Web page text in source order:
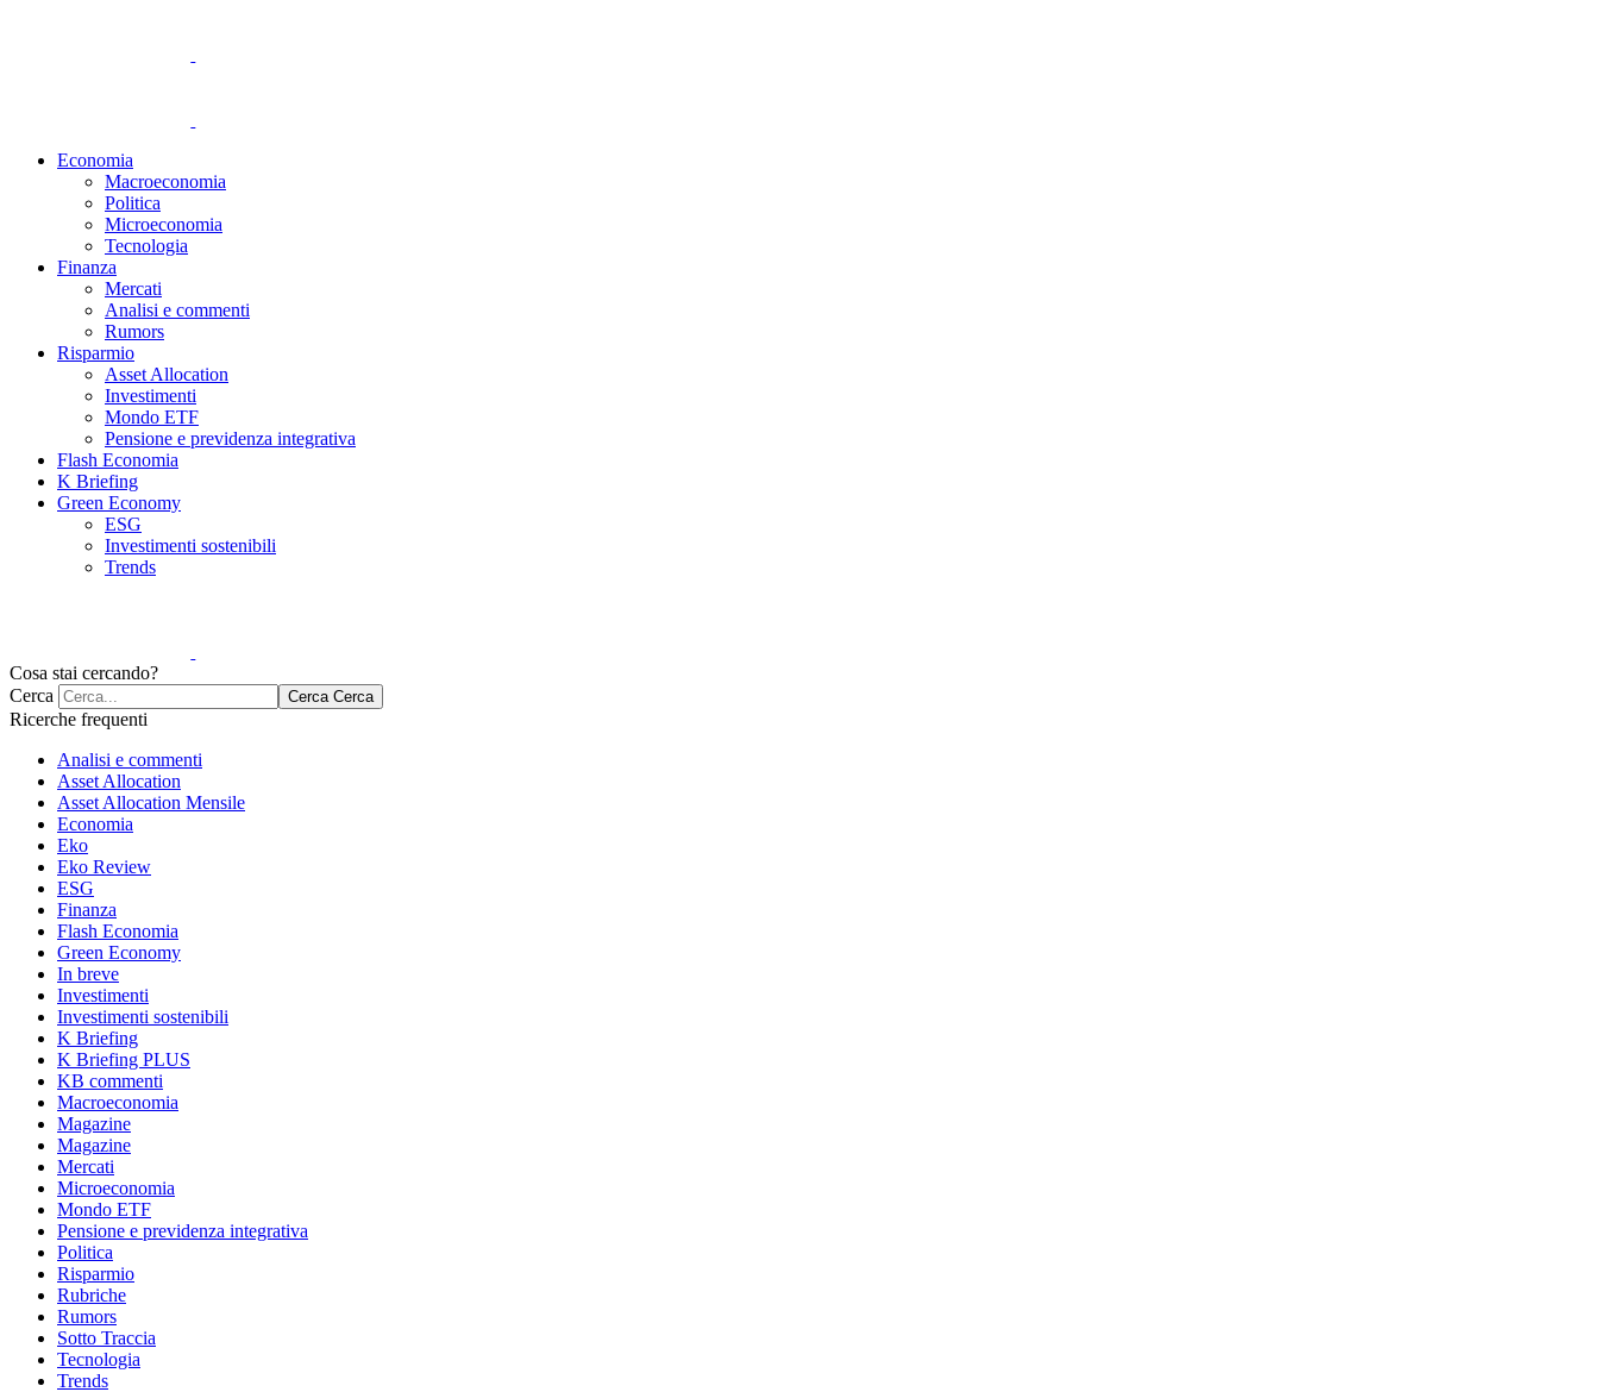
Economia
Macroeconomia
Politica
Microeconomia
Tecnologia
Finanza
Mercati
Analisi e commenti
Rumors
Risparmio
Asset Allocation
Investimenti
Mondo ETF
Pensione e previdenza integrativa
Flash Economia
K Briefing
Green Economy
ESG
Investimenti sostenibili
Trends
Cosa stai cercando?
Cerca
Cerca Cerca
Ricerche frequenti
Analisi e commenti
Asset Allocation
Asset Allocation Mensile
Economia
Eko
Eko Review
ESG
Finanza
Flash Economia
Green Economy
In breve
Investimenti
Investimenti sostenibili
K Briefing
K Briefing PLUS
KB commenti
Macroeconomia
Magazine
Magazine
Mercati
Microeconomia
Mondo ETF
Pensione e previdenza integrativa
Politica
Risparmio
Rubriche
Rumors
Sotto Traccia
Tecnologia
Trends